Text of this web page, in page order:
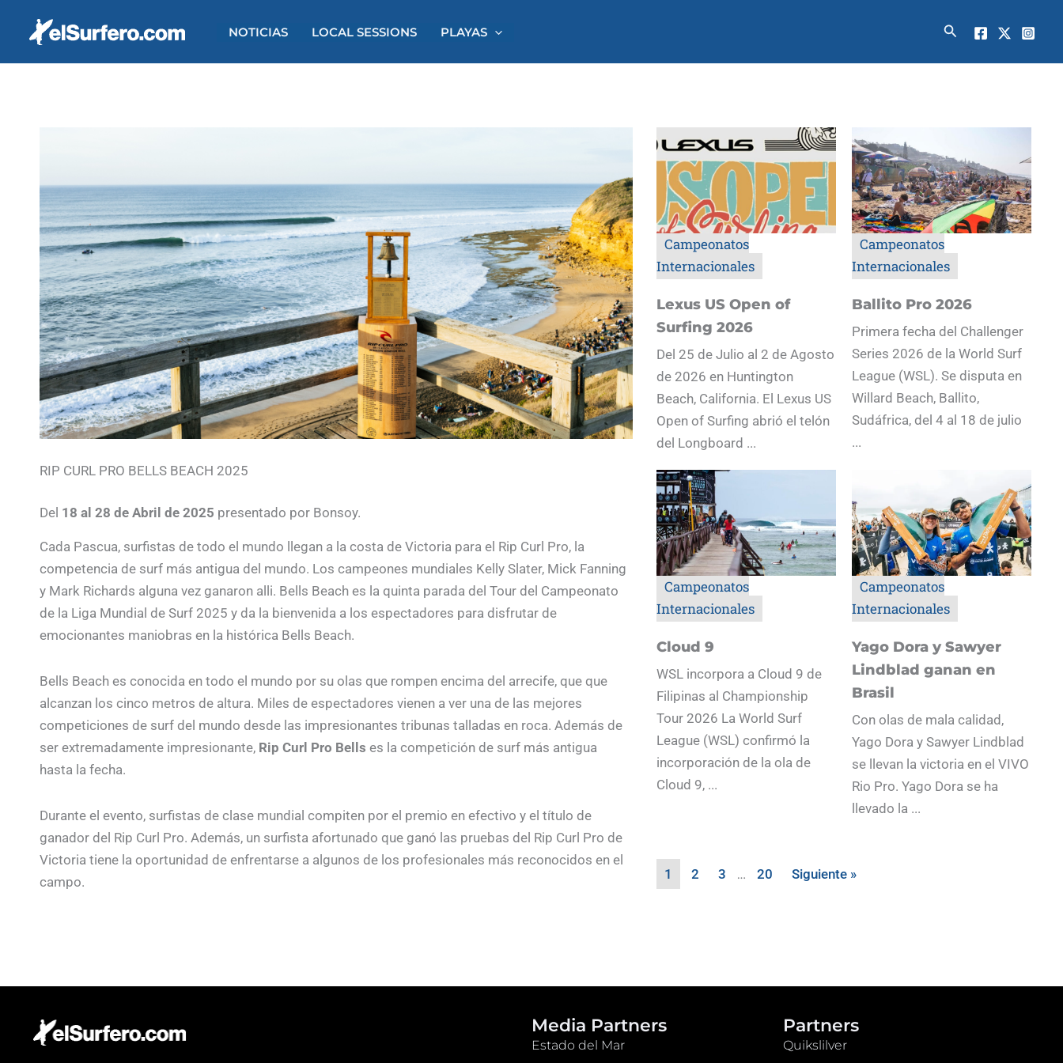
NOTICIAS LOCAL SESSIONS PLAYAS Buscar
RIP CURL PRO BELLS BEACH 2025
Del 18 al 28 de Abril de 2025 presentado por Bonsoy.
Cada Pascua, surfistas de todo el mundo llegan a la costa de Victoria para el Rip Curl Pro, la
competencia de surf más antigua del mundo. Los campeones mundiales Kelly Slater, Mick Fanning
y Mark Richards alguna vez ganaron alli. Bells Beach es la quinta parada del Tour del Campeonato
de la Liga Mundial de Surf 2025 y da la bienvenida a los espectadores para disfrutar de
emocionantes maniobras en la histórica Bells Beach.
Bells Beach es conocida en todo el mundo por su olas que rompen encima del arrecife, que que
alcanzan los cinco metros de altura. Miles de espectadores vienen a ver una de las mejores
competiciones de surf del mundo desde las impresionantes tribunas talladas en roca. Además de
ser extremadamente impresionante, Rip Curl Pro Bells es la competición de surf más antigua
hasta la fecha.
Durante el evento, surfistas de clase mundial compiten por el premio en efectivo y el título de
ganador del Rip Curl Pro. Además, un surfista afortunado que ganó las pruebas del Rip Curl Pro de
Victoria tiene la oportunidad de enfrentarse a algunos de los profesionales más reconocidos en el
campo.
Campeonatos
Internacionales
Lexus US Open of
Surfing 2026
Del 25 de Julio al 2 de Agosto
de 2026 en Huntington
Beach, California. El Lexus US
Open of Surfing abrió el telón
del Longboard ...
Campeonatos
Internacionales
Ballito Pro 2026
Primera fecha del Challenger
Series 2026 de la World Surf
League (WSL). Se disputa en
Willard Beach, Ballito,
Sudáfrica, del 4 al 18 de julio
...
Campeonatos
Internacionales
Cloud 9
WSL incorpora a Cloud 9 de
Filipinas al Championship
Tour 2026 La World Surf
League (WSL) confirmó la
incorporación de la ola de
Cloud 9, ...
Campeonatos
Internacionales
Yago Dora y Sawyer
Lindblad ganan en
Brasil
Con olas de mala calidad,
Yago Dora y Sawyer Lindblad
se llevan la victoria en el VIVO
Rio Pro. Yago Dora se ha
llevado la ...
1 2 3 … 20 Siguiente »
Media Partners
Estado del Mar
Partners
Quikslilver